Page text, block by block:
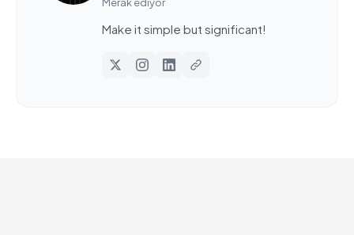
Make it simple but significant!